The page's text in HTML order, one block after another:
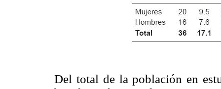
Del total de la población en